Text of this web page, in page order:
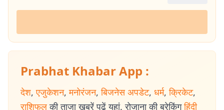
Prabhat Khabar App :
देश, एजुकेशन, मनोरंजन, बिजनेस अपडेट, धर्म, क्रिकेट,
राशिफल की ताजा खबरें पढ़ें यहां. रोजाना की ब्रेकिंग हिंदी